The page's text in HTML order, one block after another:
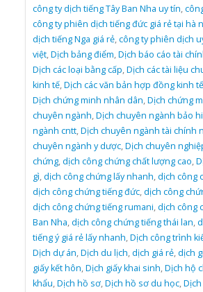
công ty dịch tiếng Tây Ban Nha uy tín,
công ty phiên dịch tiếng đức giá rẻ tại hà
dịch tiếng Nga giá rẻ,công ty phiên dịch
việt,Dịch bảng điểm,Dịch báo cáo tài
Dịch các loại bằng cấp,Dịch các tài liệu
kinh tế,Dịch các văn bản hợp đồng kinh tế
Dịch chứng minh nhân dân,Dịch chứng
chuyên ngành,Dịch chuyên ngành bảo
ngành cntt,Dịch chuyên ngành tài chính
chuyên ngành y dược,Dịch chuyên
chứng,dịch công chứng chất lượng cao,
gì,dịch công chứng lấy nhanh,dịch công
dịch công chứng tiếng đức,dịch công
dịch công chứng tiếng rumani,dịch công
Ban Nha,dịch công chứng tiếng thái lan,
tiếng ý giá rẻ lấy nhanh,Dịch công trình
Dịch dự án,Dịch du lịch,dịch giá rẻ,dịch
giấy kết hôn,Dịch giấy khai sinh,Dịch hộ
khẩu,Dịch hồ sơ,Dịch hồ sơ du học,